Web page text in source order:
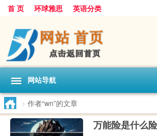
首 页 环球雅思 英语分类
网站导航
> 作者“wn”的文章
万能险是什么